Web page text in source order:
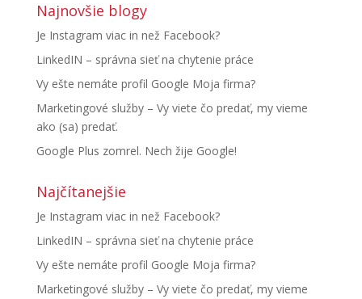
Najnovšie blogy
Je Instagram viac in než Facebook?
LinkedIN – správna sieť na chytenie práce
Vy ešte nemáte profil Google Moja firma?
Marketingové služby – Vy viete čo predať, my vieme
ako (sa) predať.
Google Plus zomrel. Nech žije Google!
Najčítanejšie
Je Instagram viac in než Facebook?
LinkedIN – správna sieť na chytenie práce
Vy ešte nemáte profil Google Moja firma?
Marketingové služby – Vy viete čo predať, my vieme